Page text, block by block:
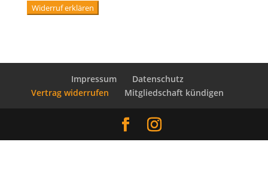
Widerruf erklären
Impressum
Datenschutz
Vertrag widerrufen
Mitgliedschaft kündigen